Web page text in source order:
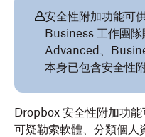
安全性附加功能可
Business 工作團
Advanced、
本身已包含安全性
Dropbox 安全性附加功
可疑勒索軟體、分類個人